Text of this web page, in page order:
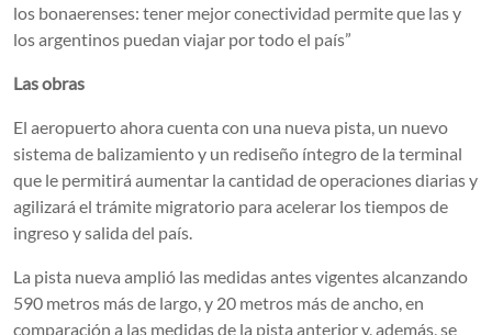
los bonaerenses: tener mejor conectividad permite que las y
los argentinos puedan viajar por todo el país”
Las obras
El aeropuerto ahora cuenta con una nueva pista, un nuevo
sistema de balizamiento y un rediseño íntegro de la terminal
que le permitirá aumentar la cantidad de operaciones diarias y
agilizará el trámite migratorio para acelerar los tiempos de
ingreso y salida del país.
La pista nueva amplió las medidas antes vigentes alcanzando
590 metros más de largo, y 20 metros más de ancho, en
comparación a las medidas de la pista anterior y, además, se